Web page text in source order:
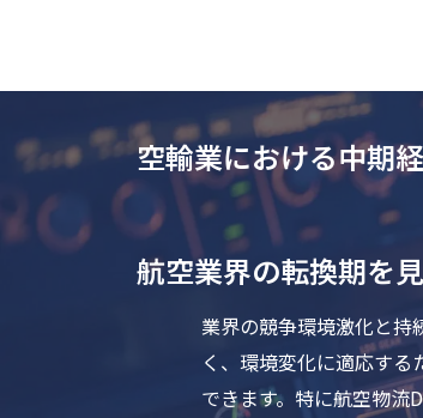
空輸業における中期
航空業界の転換期を
業界の競争環境激化と持
く、環境変化に適応す
できます。特に航空物流